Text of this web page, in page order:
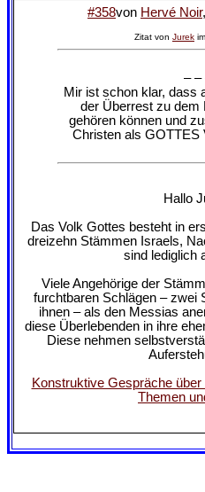
#358von Hervé Noir
Zitat von Jurek
– –
Mir ist schon klar, dass
der Überrest zu dem
gehören können und
Christen als GOTTES
Hallo
Das Volk Gottes besteht in
dreizehn Stämmen Israels,
sind lediglich
Viele Angehörige der
furchtbaren Schlägen – zwei
ihnen – als den Messias
diese Überlebenden in ihre
Diese nehmen
Konstruktive Gespräche
Themen